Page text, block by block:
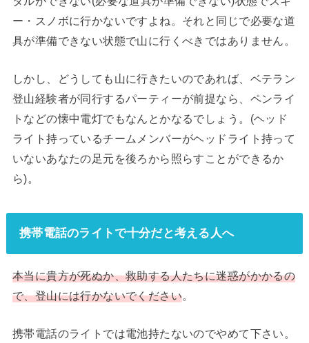
ー・スノボに行かないですよね。それと同じで必要な道
具が準備できない状態で山に行くべきではありません。
しかし、どうしても山に行きたいのであれば、ベテラン
登山経験者が同行するパーティーが前提なら、ペンライ
トなどの懐中電灯でもなんとかなるでしょう。(ヘッド
ライト持っているチームメンバーがヘッドライト持って
いないあなたの足元を後ろから照らすことができるか
ら)。
携帯電話のライトで十分だと考える人へ
本当に貴方が死ぬか、救助する人たちに迷惑がかかるの
で、登山には行かないでください。
携帯電話のライトでは電池持たないのでやめて下さい。